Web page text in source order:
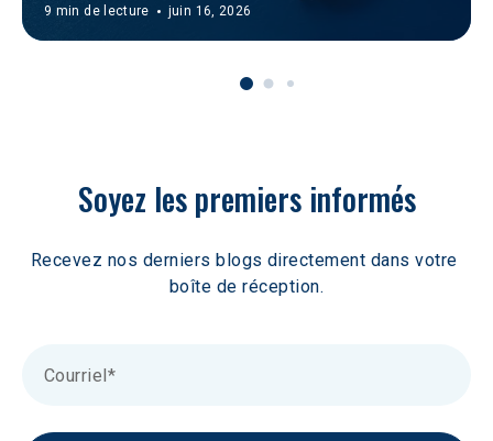
9 min de lecture juin 16, 2026
Soyez les premiers informés
Recevez nos derniers blogs directement dans votre
boîte de réception.